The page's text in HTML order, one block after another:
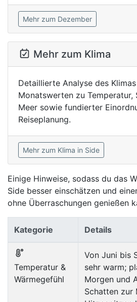
Mehr zum Dezember
Mehr zum Klima
Detaillierte Analyse des
Monatswerten zu Temperatur,
Meer sowie fundierter
Reiseplanung.
Mehr zum Klima in Side
Einige Hinweise, sodass du das
Side besser einschätzen und
ohne Überraschungen genießen
Kategorie Details
Temperatur &
Wärmegefühl
Von Juni bis
sehr warm;
Morgen und
Schatten zur